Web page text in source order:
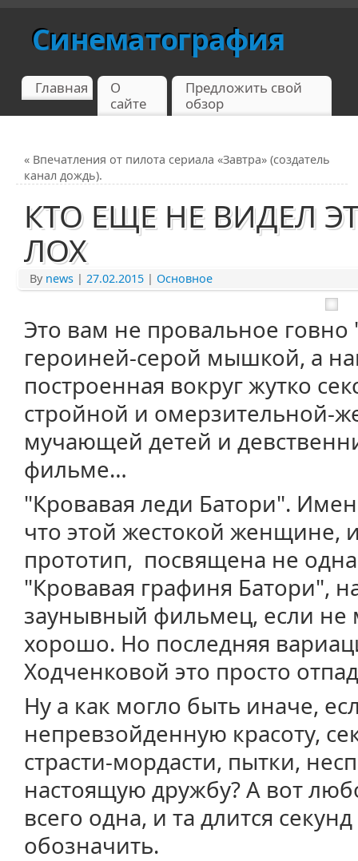
Синематография
Главная
О
сайте
Предложить свой
обзор
« Впечатления от пилота сериала «Завтра» (создатель
канал дождь).
КТО ЕЩЕ НЕ ВИДЕЛ
ЛОХ
By news | 27.02.2015 | Основное
Это вам не провальное говно
героиней-серой мышкой, а
построенная вокруг жутко
стройной и омерзительной-
мучающей детей и
фильме…
"Кровавая леди Батори".
что этой жестокой
прототип, посвящена не
"Кровавая графиня Батори",
заунывный фильмец, если не
хорошо. Но последняя
Ходченковой это просто
Ну а как могло быть иначе,
непревзойденную красоту,
страсти-мордасти, пытки,
настоящую дружбу? А вот
всего одна, и та длится
обозначить.